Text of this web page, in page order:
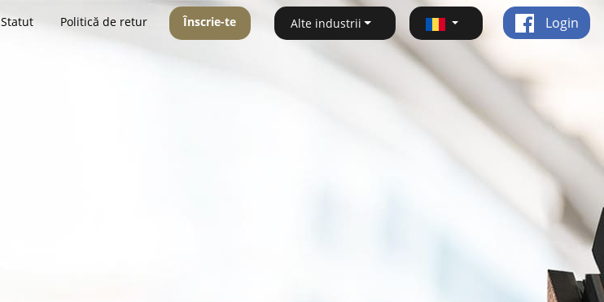
Statut Politică de retur Înscrie-te Alte industrii Login